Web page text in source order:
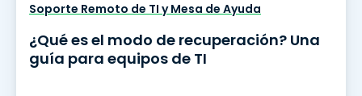
Soporte Remoto de TI y Mesa de Ayuda
¿Qué es el modo de recuperación? Una
guía para equipos de TI